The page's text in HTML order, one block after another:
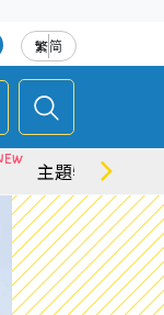
繁简
主題特集